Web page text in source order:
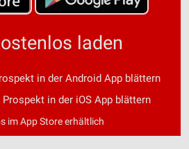
laden
in der Android App blättern
in der iOS App blättern
im App Store erhältlich